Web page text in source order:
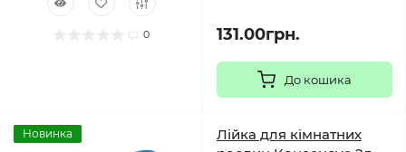
0 131.00грн.
До кошика
Новинка
Лійка для кімнатних